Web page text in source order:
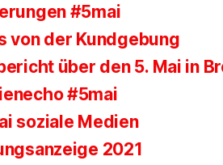
#5mai
von der Kundgebung
über den 5. Mai in
#5mai
soziale Medien
2021